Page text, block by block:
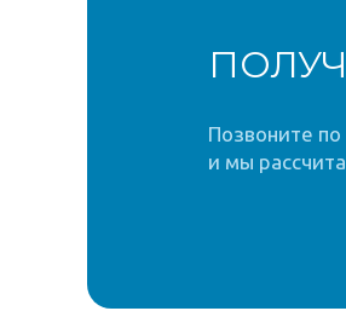
Позвоните
и мы